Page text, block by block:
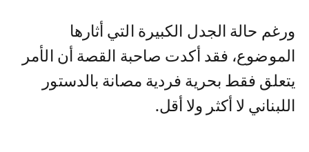
ورغم حالة الجدل الكبيرة التي أثارها
الموضوع، فقد أكدت صاحبة القصة أن الأمر
يتعلق فقط بحرية فردية مصانة بالدستور
اللبناني لا أكثر ولا أقل.